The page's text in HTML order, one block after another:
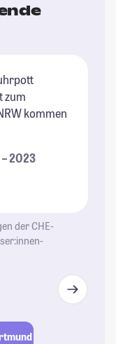
zum
kommen
2023
der CHE-